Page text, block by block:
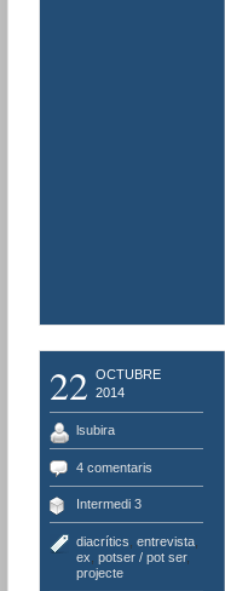
22 OCTUBRE
2014
lsubira
4 comentaris
Intermedi 3
diacrítics entrevista,
ex potser / pot ser,
projecte